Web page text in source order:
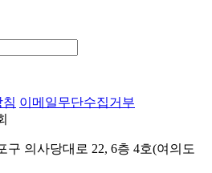
이메일무단수집거부
구 의사당대로 22, 6층 4호(여의도